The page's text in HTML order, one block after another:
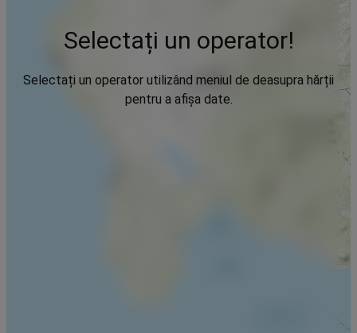
Selectați un operator!
Selectați un operator utilizând meniul de deasupra hărții
pentru a afișa date.